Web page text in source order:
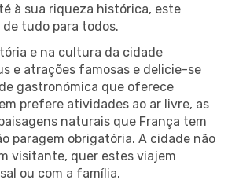
à sua riqueza histórica, este
tudo para todos.
e na cultura da cidade
e atrações famosas e delicie-se
gastronómica que oferece
prefere atividades ao ar livre, as
naturais que França tem
paragem obrigatória. A cidade não
visitante, quer estes viajem
ou com a família.